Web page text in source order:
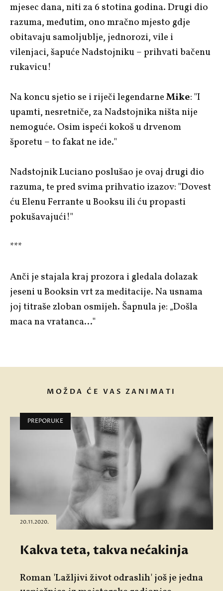
mjesec dana, niti za 6 stotina godina. Drugi dio
razuma, međutim, ono mračno mjesto gdje
obitavaju samoljublje, jednorozi, vile i
vilenjaci, šapuće Nadstojniku – prihvati bačenu
rukavicu!
Na koncu sjetio se i riječi legendarneMike: "I
upamti, nesretniče, za Nadstojnika ništa nije
nemoguće. Osim ispeći kokoš u drvenom
šporetu – to fakat ne ide."
Nadstojnik Luciano poslušao je ovaj drugi dio
razuma, te pred svima prihvatio izazov: "Dovest
ću Elenu Ferrante u Booksu ili ću propasti
pokušavajući!"
***
Anči je stajala kraj prozora i gledala dolazak
jeseni u Booksin vrt za meditacije. Na usnama
joj titraše zloban osmijeh. Šapnula je: „Došla
maca na vratanca…"
MOŽDA ĆE VAS ZANIMATI
PREPORUKE
20.11.2020.
Kakva teta, takva nećakinja
Roman 'Lažljivi život odraslih' još je jedna